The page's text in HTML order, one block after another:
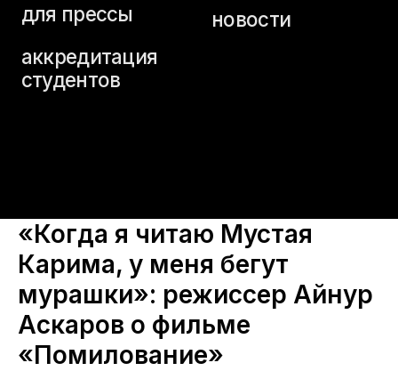
«Когда я читаю Мустая
Карима, у меня бегут
мурашки»: режиссер Айнур
Аскаров о фильме
«Помилование»